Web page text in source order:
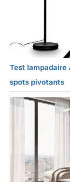
Test lampadaire
spots pivotants